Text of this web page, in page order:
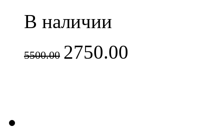
В наличии
5500.00 2750.00